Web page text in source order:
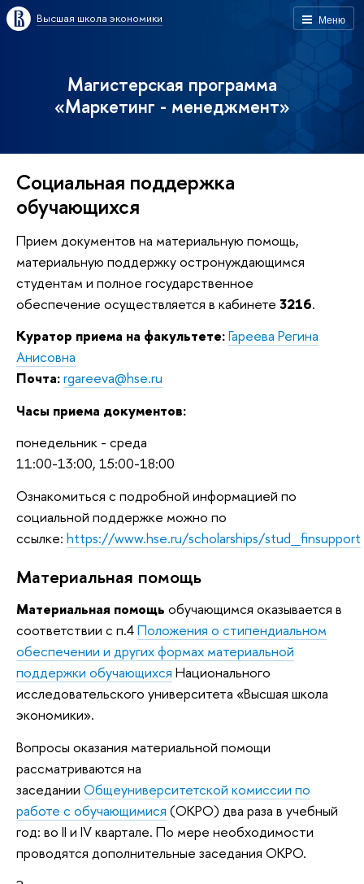
Меню
Высшая школа экономики
Магистерская программа
«Маркетинг - менеджмент»
Социальная поддержка
обучающихся
Прием документов на материальную помощь,
материальную поддержку остронуждающимся
студентам и полное государственное
обеспечение осуществляется в кабинете 3216.
Куратор приема на факультете:Гареева Регина
Анисовна
Почта:rgareeva@hse.ru
Часы приема документов:
понедельник - среда
11:00-13:00, 15:00-18:00
Ознакомиться с подробной информацией по
социальной поддержке можно по
ссылке: https://www.hse.ru/scholarships/stud_finsupport
Материальная помощь
Материальная помощь обучающимся оказывается в
соответствии с п.4Положения о стипендиальном
обеспечении и других формах материальной
поддержки обучающихся Национального
исследовательского университета «Высшая школа
экономики».
Вопросы оказания материальной помощи
рассматриваются на
заседании Общеуниверситетской комиссии по
работе с обучающимися (ОКРО) два раза в учебный
год: во II и IV квартале. По мере необходимости
проводятся дополнительные заседания ОКРО.